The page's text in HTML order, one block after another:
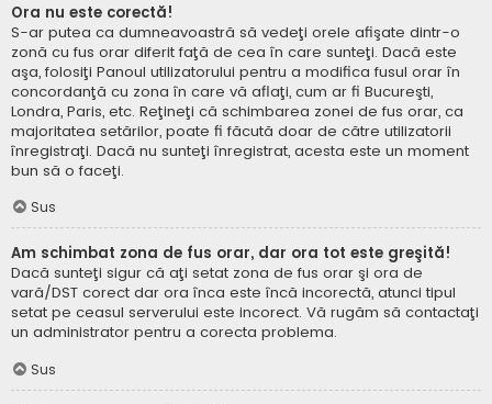
Ora nu este corectă!
S-ar putea ca dumneavoastră să vedeţi orele afişate dintr-o
zonă cu fus orar diferit faţă de cea în care sunteţi. Dacă este
aşa, folosiţi Panoul utilizatorului pentru a modifica fusul orar în
concordanţă cu zona în care vă aflaţi, cum ar fi Bucureşti,
Londra, Paris, etc. Reţineţi că schimbarea zonei de fus orar, ca
majoritatea setărilor, poate fi făcută doar de către utilizatorii
înregistraţi. Dacă nu sunteţi înregistrat, acesta este un moment
bun să o faceţi.
Sus
Am schimbat zona de fus orar, dar ora tot este greşită!
Dacă sunteţi sigur că aţi setat zona de fus orar şi ora de
vară/DST corect dar ora înca este încă incorectă, atunci tipul
setat pe ceasul serverului este incorect. Vă rugăm să contactaţi
un administrator pentru a corecta problema.
Sus